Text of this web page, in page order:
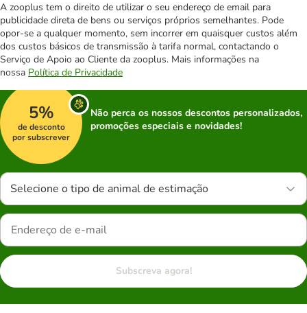
A zooplus tem o direito de utilizar o seu endereço de email para
publicidade direta de bens ou serviços próprios semelhantes. Pode
opor-se a qualquer momento, sem incorrer em quaisquer custos além
dos custos básicos de transmissão à tarifa normal, contactando o
Serviço de Apoio ao Cliente da zooplus. Mais informações na
nossa Política de Privacidade
5%
de desconto
por subscrever
Não perca os nossos descontos personalizados,
promoções especiais e novidades!
Selecione o tipo de animal de estimação
Subscreva agora!